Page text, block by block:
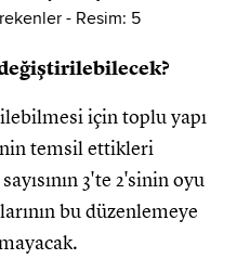
için toplu yapı
temsil ettikleri
3'te 2'sinin oyu
bu düzenlemeye